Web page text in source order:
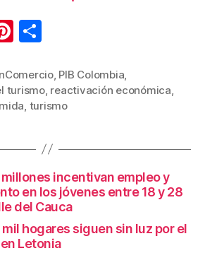
Pi
er
e
m
p
tir
, PIB Colombia
turismo, reactivación económica
turismo
incentivan empleo y
en los jóvenes entre 18 y 28
del Cauca
hogares siguen sin luz por el
Letonia